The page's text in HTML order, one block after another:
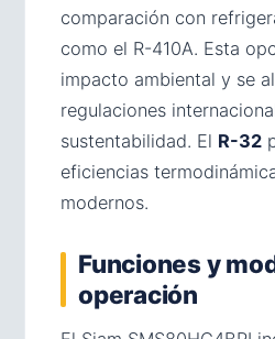
comparación con
como el R-410A. Esta
impacto ambiental y se
regulaciones
sustentabilidad. El R-32
eficiencias
modernos.
Funciones y
operación